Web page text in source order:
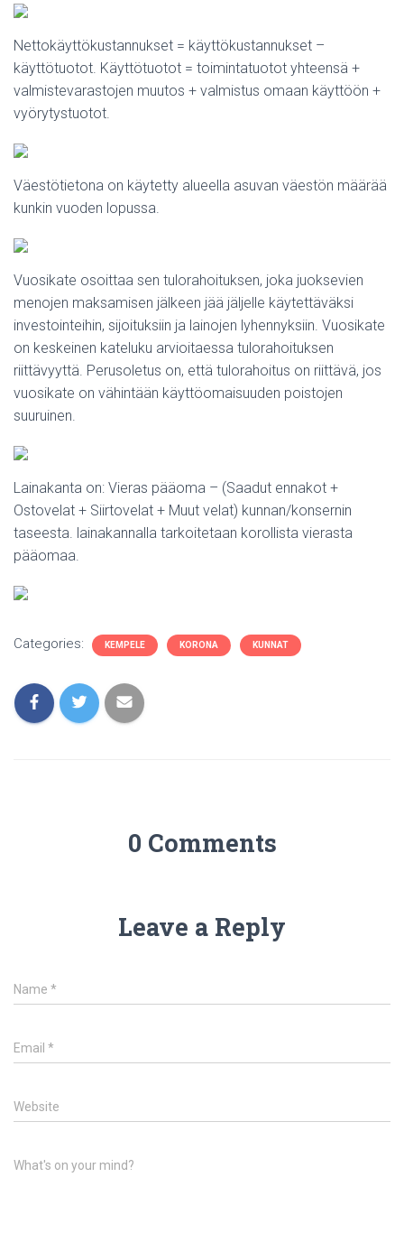
Nettokäyttökustannukset = käyttökustannukset –
käyttötuotot. Käyttötuotot = toimintatuotot yhteensä +
valmistevarastojen muutos + valmistus omaan käyttöön +
vyörytystuotot.
Väestötietona on käytetty alueella asuvan väestön määrää
kunkin vuoden lopussa.
Vuosikate osoittaa sen tulorahoituksen, joka juoksevien
menojen maksamisen jälkeen jää jäljelle käytettäväksi
investointeihin, sijoituksiin ja lainojen lyhennyksiin. Vuosikate
on keskeinen kateluku arvioitaessa tulorahoituksen
riittävyyttä. Perusoletus on, että tulorahoitus on riittävä, jos
vuosikate on vähintään käyttöomaisuuden poistojen
suuruinen.
Lainakanta on: Vieras pääoma – (Saadut ennakot +
Ostovelat + Siirtovelat + Muut velat) kunnan/konsernin
taseesta. lainakannalla tarkoitetaan korollista vierasta
pääomaa.
Categories: KEMPELE KORONA KUNNAT
0 Comments
Leave a Reply
Name *
Email *
Website
What's on your mind?